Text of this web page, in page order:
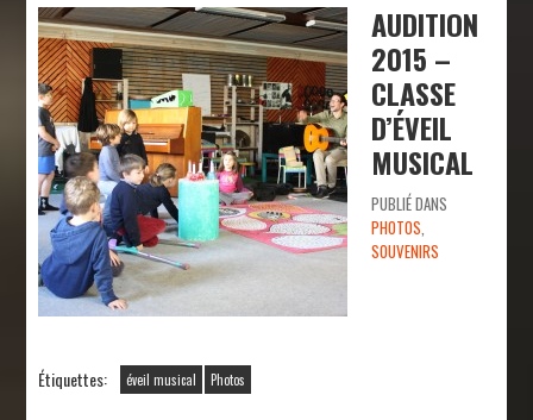
AUDITION
2015 –
CLASSE
D’ÉVEIL
MUSICAL
PUBLIÉ DANS
PHOTOS
SOUVENIRS
Étiquettes: éveil musical Photos